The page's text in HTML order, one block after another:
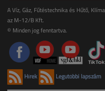
A Víz, Gáz, Fűtéstechnika és Hűtő,
az M-12/B Kft.
© Minden jog fenntartva.
Hírek Legutóbbi lapszám